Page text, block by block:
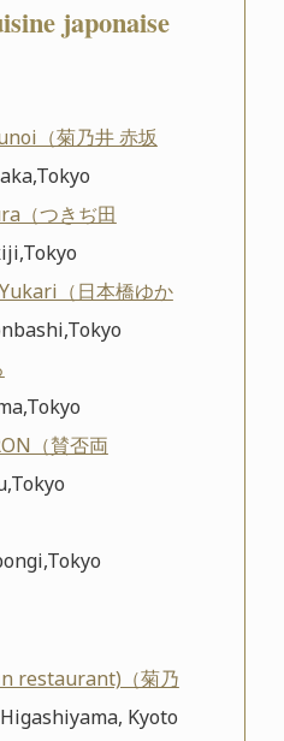
japonaise
（菊乃井 赤坂
（つきぢ田
（日本橋ゆか
（賛否両
restaurant)（菊乃
Kyoto